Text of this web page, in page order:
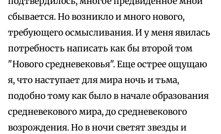
сбывается. Но возникло и много нового,
требующего осмысливания. И у меня явилась
потребность написать как бы второй том
"Нового средневековья". Еще острее ощущаю
я, что наступает для мира ночь и тьма,
подобно тому как было в начале образования
средневекового мира, до средневекового
возрождения. Но в ночи светят звезды и